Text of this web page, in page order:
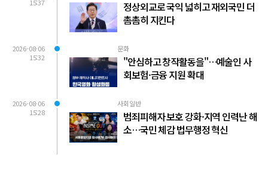
15:37
정상외교로 국익 넓히고 재외국민 더
촘촘히 지킨다
2026-08-06
15:32
문화
"안심하고 창작활동을"…예술인 사
회보험·금융 지원 확대
2026-08-06
15:28
사회일반
범죄피해자 보호 강화·지역 인력난 해
소…국민 체감 법무행정 혁신